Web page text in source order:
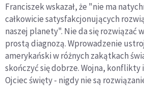
Franciszek wskazał, że "nie ma
całkowicie satysfakcjonujących
naszej planety". Nie da się rozwiązać
prostą diagnozą. Wprowadzenie
amerykański w różnych zakątkach
skończyć się dobrze. Wojna, konflikty
Ojciec święty - nigdy nie są